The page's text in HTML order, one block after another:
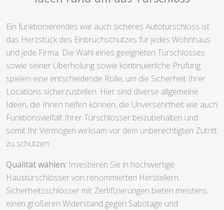
Ein funktionierendes wie auch sicheres Autotürschloss ist
das Herzstück des Einbruchschutzes für jedes Wohnhaus
und jede Firma. Die Wahl eines geeigneten Türschlosses
sowie seiner Überholung sowie kontinuierliche Prüfung
spielen eine entscheidende Rolle, um die Sicherheit Ihrer
Locations sicherzustellen. Hier sind diverse allgemeine
Ideen, die Ihnen helfen können, die Unversehrtheit wie auch
Funktionsvielfalt Ihrer Türschlösser beizubehalten und
somit Ihr Vermögen wirksam vor dem unberechtigten Zutritt
zu schützen.
Qualität wählen: Investieren Sie in hochwertige
Haustürschlösser von renommierten Herstellern.
Sicherheitsschlösser mit Zertifizierungen bieten meistens
einen größeren Widerstand gegen Sabotage und